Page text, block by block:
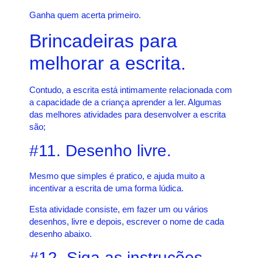
Ganha quem acerta primeiro.
Brincadeiras para
melhorar a escrita.
Contudo, a escrita está intimamente relacionada com
a capacidade de a criança aprender a ler. Algumas
das melhores atividades para desenvolver a escrita
são;
#11. Desenho livre.
Mesmo que simples é pratico, e ajuda muito a
incentivar a escrita de uma forma lúdica.
Esta atividade consiste, em fazer um ou vários
desenhos, livre e depois, escrever o nome de cada
desenho abaixo.